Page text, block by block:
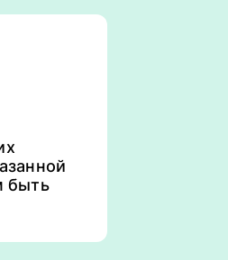
быть